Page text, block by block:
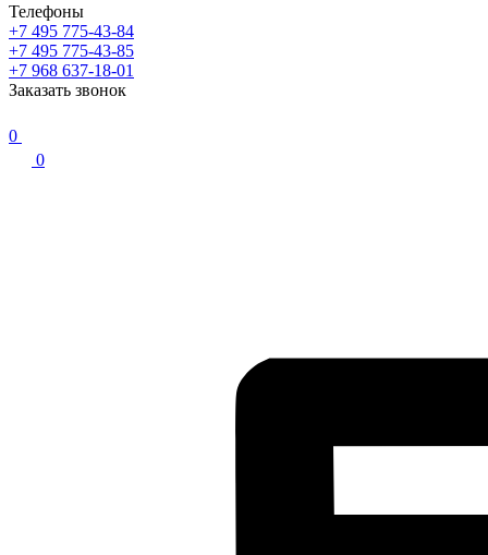
Телефоны
+7 495 775-43-84
+7 495 775-43-85
+7 968 637-18-01
Заказать звонок
0
0